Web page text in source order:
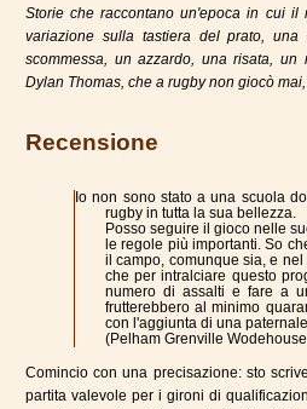
Storie che raccontano un'epoca in cui
variazione sulla tastiera del prato,
scommessa, un azzardo, una risata,
Dylan Thomas, che a rugby non giocò
Recensione
Io non sono stato a una scuola
rugby in tutta la sua bellezza.
Posso seguire il gioco nelle
le regole più importanti. So
il campo, comunque sia, e
che per intralciare questo
numero di assalti e fare a
frutterebbero al minimo
con l'aggiunta di una
(Pelham Grenville
Comincio con una precisazione: sto
partita valevole per i gironi di